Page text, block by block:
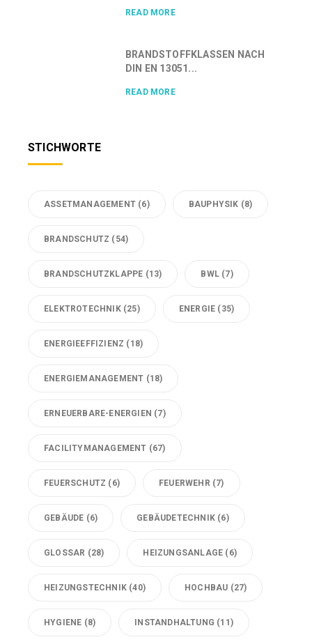
READ MORE
BRANDSTOFFKLASSEN NACH
DIN EN 13051...
READ MORE
STICHWORTE
ASSETMANAGEMENT (6) BAUPHYSIK (8)
BRANDSCHUTZ (54)
BRANDSCHUTZKLAPPE (13) BWL (7)
ELEKTROTECHNIK(25) ENERGIE (35)
ENERGIEEFFIZIENZ (18)
ENERGIEMANAGEMENT (18)
ERNEUERBARE-ENERGIEN (7)
FACILITYMANAGEMENT (67)
FEUERSCHUTZ (6) FEUERWEHR (7)
GEBÄUDE (6) GEBÄUDETECHNIK (6)
GLOSSAR (28) HEIZUNGSANLAGE (6)
HEIZUNGSTECHNIK (40) HOCHBAU (27)
HYGIENE (8) INSTANDHALTUNG (11)